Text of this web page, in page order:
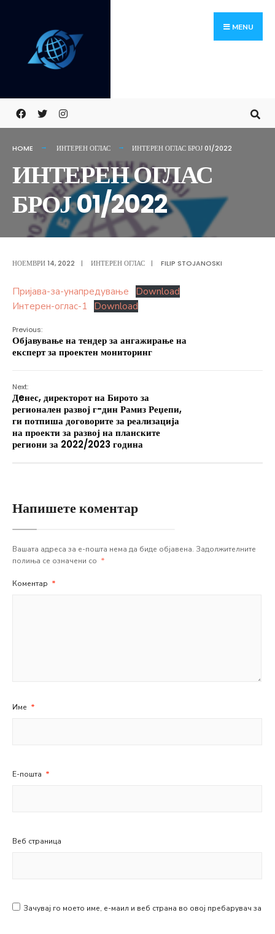
content
MENU
HOME ИНТЕРЕН ОГЛАС ИНТЕРЕН ОГЛАС БРОЈ 01/2022
ИНТЕРЕН ОГЛАС
БРОЈ 01/2022
НОЕМВРИ 14, 2022 | ИНТЕРЕН ОГЛАС | FILIP STOJANOSKI
Пријава-за-унапредување
Download
Интерен-оглас-1
Download
Previous:
Објавување на тендер за ангажирање на
експерт за проектен мониторинг
Next:
Дeнес, директорот на Бирото за
регионален развој г-дин Рамиз Реџепи,
ги потпиша договорите за реализација
на проекти за развој на планските
региони за 2022/2023 година
Напишете коментар
Вашата адреса за е-пошта нема да биде објавена. Задолжителните
полиња се означени со *
Коментар *
Име *
Е-пошта *
Веб страница
Зачувај го моето име, е-маил и веб страна во овој пребарувач за